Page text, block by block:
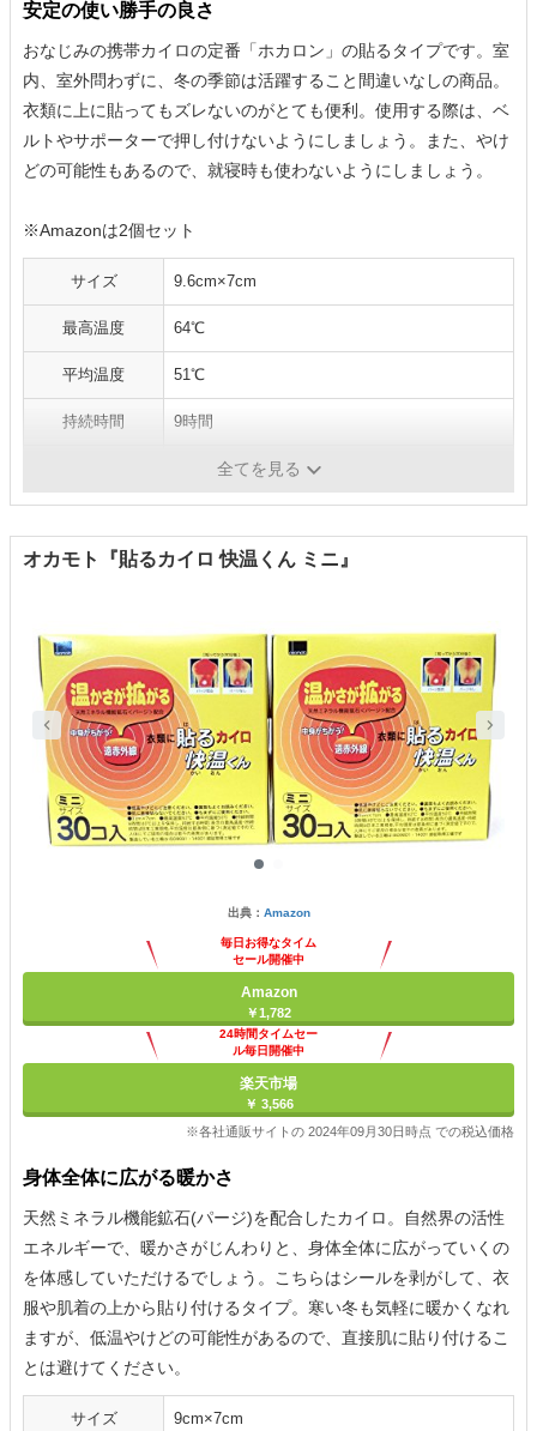
安定の使い勝手の良さ
おなじみの携帯カイロの定番「ホカロン」の貼るタイプです。室
内、室外問わずに、冬の季節は活躍すること間違いなしの商品。
衣類に上に貼ってもズレないのがとても便利。使用する際は、ベ
ルトやサポーターで押し付けないようにしましょう。また、やけ
どの可能性もあるので、就寝時も使わないようにしましょう。
※Amazonは2個セット
サイズ 9.6cm×7cm
最高温度 64℃
平均温度 51℃
持続時間 9時間
全てを見る
オカモト『貼るカイロ 快温くん ミニ』
出典： Amazon
毎日お得なタイム
セール開催中
Amazon
￥1,782
24時間タイムセー
ル毎日開催中
楽天市場
￥ 3,566
※各社通販サイトの 2024年09月30日時点 での税込価格
身体全体に広がる暖かさ
天然ミネラル機能鉱石(パージ)を配合したカイロ。自然界の活性
エネルギーで、暖かさがじんわりと、身体全体に広がっていくの
を体感していただけるでしょう。こちらはシールを剥がして、衣
服や肌着の上から貼り付けるタイプ。寒い冬も気軽に暖かくなれ
ますが、低温やけどの可能性があるので、直接肌に貼り付けるこ
とは避けてください。
サイズ 9cm×7cm